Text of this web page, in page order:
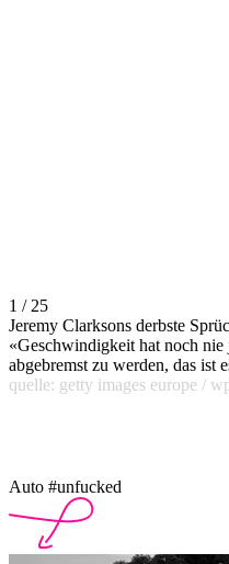
1 / 25
Jeremy Clarksons derbste
«Geschwindigkeit hat noch nie
abgebremst zu werden, das ist
quelle: getty images europe /
Auto #unfucked